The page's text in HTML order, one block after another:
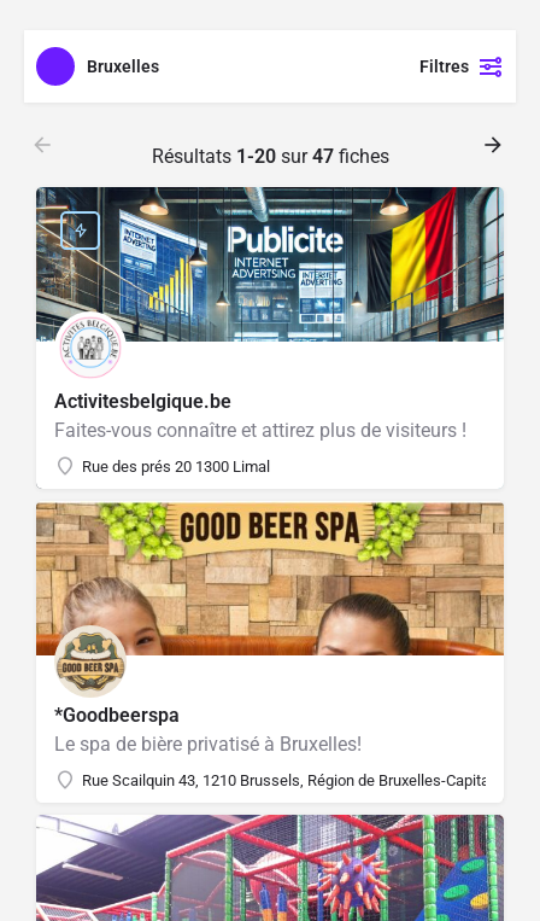
Bruxelles Filtres
Résultats 1-20sur47fiches
Activitesbelgique.be
Faites-vous connaître et attirez plus de visiteurs !
Rue des prés 20 1300 Limal
*Goodbeerspa
Le spa de bière privatisé à Bruxelles!
Rue Scailquin 43, 1210 Brussels, Région de Bruxelles-Capitale,